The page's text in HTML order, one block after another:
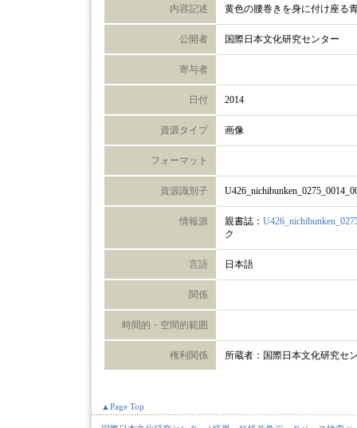
内容記述 黄色の腰巻きを身に付け座る
公開者 国際日本文化研究センター
寄与者
日付 2014
資源タイプ 画像
フォーマット
資源識別子
情報源 親書誌：
ク
言語 日本語
関係
時間的・空間的範囲
権利関係 所蔵者：国際日本文化研究セ
▲Page Top